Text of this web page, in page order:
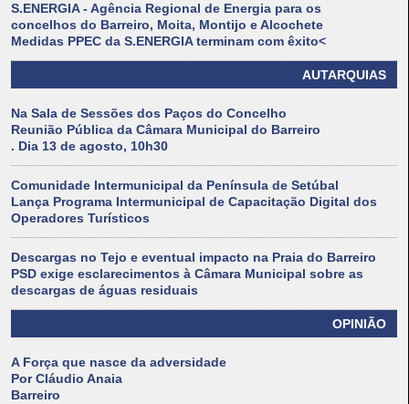
S.ENERGIA - Agência Regional de Energia para os
concelhos do Barreiro, Moita, Montijo e Alcochete
Medidas PPEC da S.ENERGIA terminam com êxito<
AUTARQUIAS
Na Sala de Sessões dos Paços do Concelho
Reunião Pública da Câmara Municipal do Barreiro
. Dia 13 de agosto, 10h30
Comunidade Intermunicipal da Península de Setúbal
Lança Programa Intermunicipal de Capacitação Digital dos
Operadores Turísticos
Descargas no Tejo e eventual impacto na Praia do Barreiro
PSD exige esclarecimentos à Câmara Municipal sobre as
descargas de águas residuais
OPINIÃO
A Força que nasce da adversidade
Por Cláudio Anaia
Barreiro